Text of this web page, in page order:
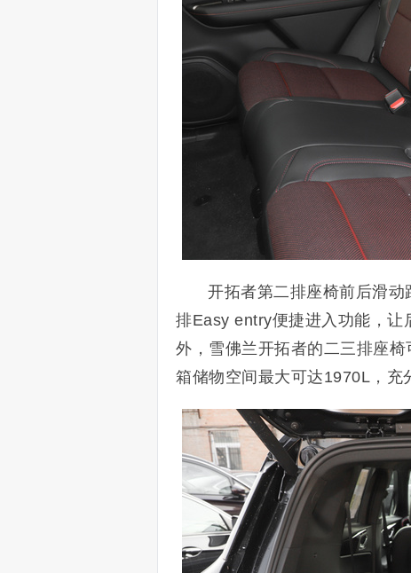
开拓者第二排座椅前后滑
排Easy entry便捷进入功能，让
外，雪佛兰开拓者的二三排座
箱储物空间最大可达1970L，充